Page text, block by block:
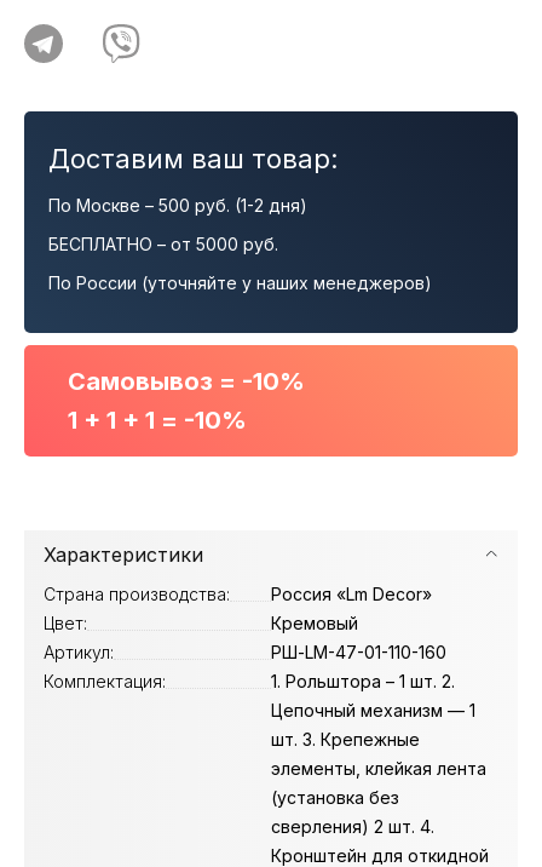
Доставим ваш товар:
По Москве – 500 руб. (1-2 дня)
БЕСПЛАТНО – от 5000 руб.
По России (уточняйте у наших менеджеров)
Самовывоз = -10%
1 + 1 + 1 = -10%
Характеристики
Страна производства:
Россия «Lm Decor»
Цвет:
Кремовый
Артикул:
РШ-LM-47-01-110-160
Комплектация:
1. Рольштора – 1 шт. 2.
Цепочный механизм — 1
шт. 3. Крепежные
элементы, клейкая лента
(установка без
сверления) 2 шт. 4.
Кронштейн для откидной